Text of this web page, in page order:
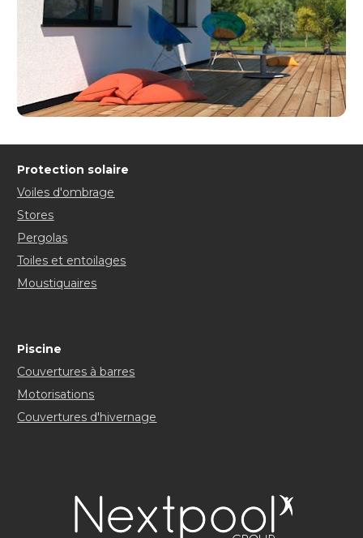
Protection solaire
Voiles d'ombrage
Stores
Pergolas
Toiles et entoilages
Moustiquaires
Piscine
Couvertures à barres
Motorisations
Couvertures d'hivernage